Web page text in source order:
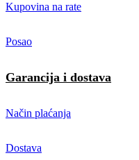
Kupovina na rate
Posao
Garancija i dostava
Način plaćanja
Dostava